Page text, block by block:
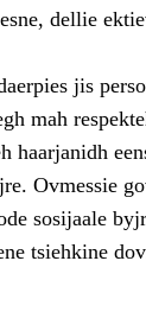
dellie
jis
mah
haarjanidh
Ovmessie
sosijaale
tsiehkine